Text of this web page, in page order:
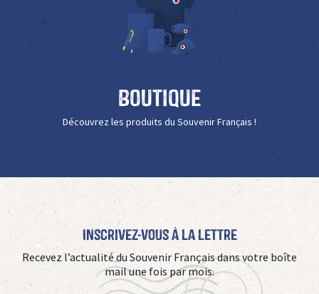
Boutique
Découvrez les produits du Souvenir Français !
Inscrivez-vous à La Lettre
Recevez l’actualité du Souvenir Français dans votre boîte
mail une fois par mois.